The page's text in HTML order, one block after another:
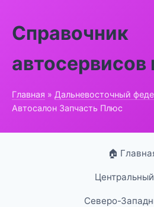
Справочник
Главная » Дальневосточный
Автосалон Запчасть Плюс
🏠
Северо-